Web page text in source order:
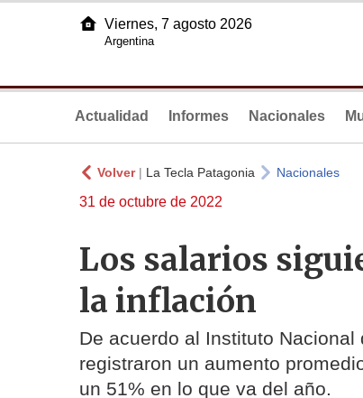
Viernes, 7 agosto 2026
Argentina
Actualidad Informes Nacionales
Volver| La Tecla Patagonia Nacionales
31 de octubre de 2022
Los salarios
la inflación
De acuerdo al Instituto
registraron un aumento
un 51% en lo que va del año.